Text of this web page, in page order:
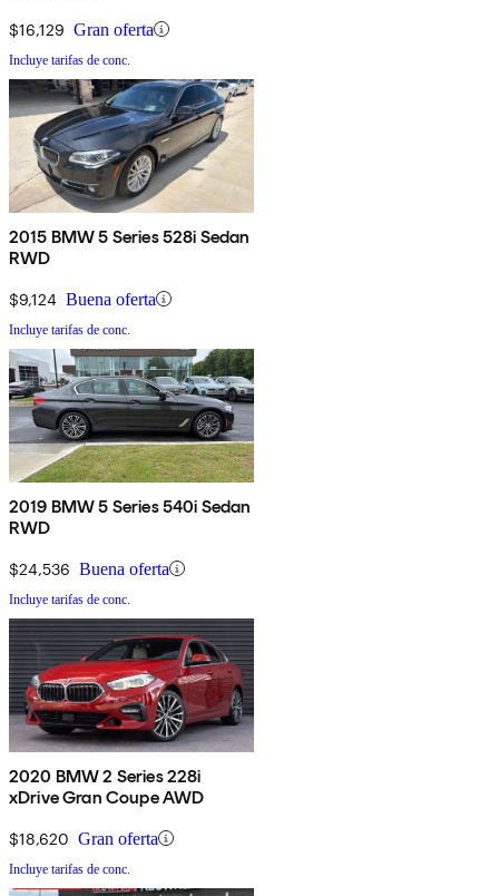
$16,129 Gran oferta
Incluye tarifas de conc.
2015 BMW 5 Series 528i Sedan
RWD
$9,124 Buena oferta
Incluye tarifas de conc.
2019 BMW 5 Series 540i Sedan
RWD
$24,536 Buena oferta
Incluye tarifas de conc.
2020 BMW 2 Series 228i
xDrive Gran Coupe AWD
$18,620 Gran oferta
Incluye tarifas de conc.